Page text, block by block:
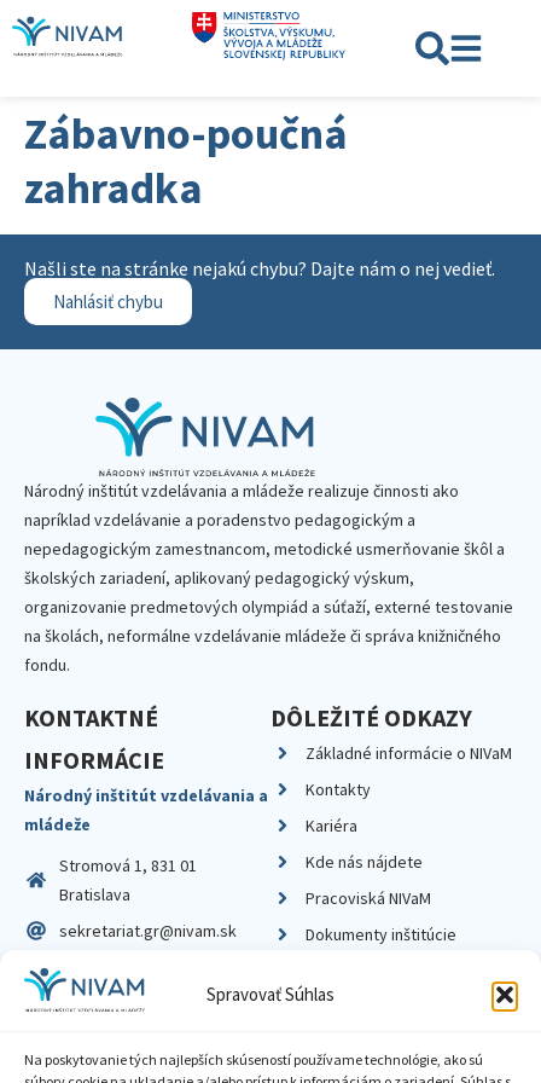
Spravovať Súhlas
Na poskytovanie tých najlepších skúseností používame technológie, ako sú
Zábavno-poučná
zahradka
Našli ste na stránke nejakú chybu? Dajte nám o nej vedieť.
Nahlásiť chybu
Národný inštitút vzdelávania a mládeže realizuje činnosti ako
napríklad vzdelávanie a poradenstvo pedagogickým a
nepedagogickým zamestnancom, metodické usmerňovanie škôl a
školských zariadení, aplikovaný pedagogický výskum,
organizovanie predmetových olympiád a súťaží, externé testovanie
na školách, neformálne vzdelávanie mládeže či správa knižničného
fondu.
KONTAKTNÉ
INFORMÁCIE
Národný inštitút vzdelávania a
mládeže
Stromová 1, 831 01
Bratislava
sekretariat.gr@nivam.sk
IČO: 00164348
DIČ: 2020798714
DÔLEŽITÉ ODKAZY
Základné informácie o NIVaM
Kontakty
Kariéra
Kde nás nájdete
Pracoviská NIVaM
Dokumenty inštitúcie